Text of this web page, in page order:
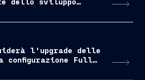
l'upgrade delle
configurazione Full